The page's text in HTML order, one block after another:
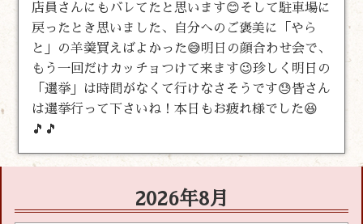
店員さんにもバレてたと思います😊そして駐車場に
戻ったとき思いました、自分へのご褒美に「やら
と」の羊羮買えばよかった😅明日の顔合わせ会で、
もう一回だけカッチョつけて来ます😉珍しく明日の
「選挙」は時間がなくて行けなさそうです😓皆さん
は選挙行って下さいね！本日もお疲れ様でした😆
🎵🎵
2026年8月